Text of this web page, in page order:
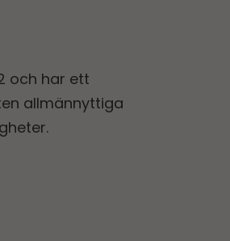
och har ett
allmännyttiga